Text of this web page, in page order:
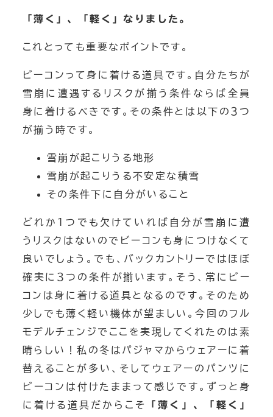
「薄く」、「軽く」なりました。
これとっても重要なポイントです。
ビーコンって身に着ける道具です。自分たちが
雪崩に遭遇するリスクが揃う条件ならば全員
身に着けるべきです。その条件とは以下の３つ
が揃う時です。
雪崩が起こりうる地形
雪崩が起こりうる不安定な積雪
その条件下に自分がいること
どれか１つでも欠けていれば自分が雪崩に遭
うリスクはないのでビーコンも身につけなくて
良いでしょう。でも、バックカントリーではほぼ
確実に３つの条件が揃います。そう、常にビー
コンは身に着ける道具となるのです。そのため
少しでも薄く軽い機体が望ましい。今回のフル
モデルチェンジでここを実現してくれたのは素
晴らしい！私の冬はパジャマからウェアーに着
替えることが多い、そしてウェアーのパンツに
ビーコンは付けたままって感じです。ずっと身
に着ける道具だからこそ
「薄く」、「軽く」